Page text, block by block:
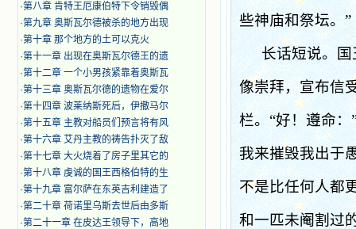
·第八章 肯特王厄康伯特下令销毁偶
·第九章 奥斯瓦尔德被杀的地方出现
·第十章 那个地方的土可以克火
·第十一章 出现在奥斯瓦尔德王的遗
·第十二章 一个小男孩紧靠着奥斯瓦
·第十三章 奥斯瓦尔德的遗物在爱尔
·第十四章 波莱纳斯死后，伊撒马尔
·第十五章 主教对船员们预言将有风
·第十六章 艾丹主教的祷告扑灭了敌
·第十七章 大火烧着了房子里其它的
·第十八章 虔诚的国王西格伯特的生
·第十九章 富尔萨在东英吉利建造了
·第二十章 荷诺里乌斯去世后由多斯
·第二十一章 在皮达王领导下，高地
些神庙和祭坛。”
长话短说。
像崇拜，宣布信
栏。“好！遵命
我来摧毁我出于
不是比任何人都
和一匹未阉割过